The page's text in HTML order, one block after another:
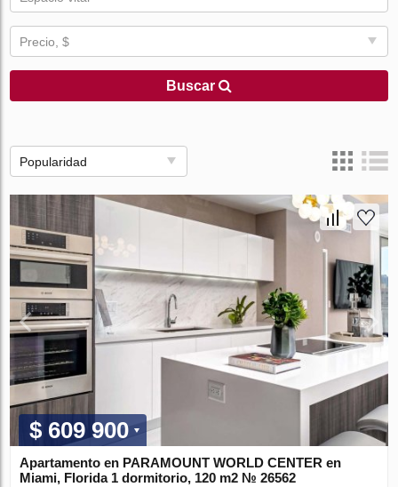
Precio, $
Buscar
Popularidad
$ 609 900
Apartamento en PARAMOUNT WORLD CENTER en
Miami, Florida 1 dormitorio, 120 m2 № 26562